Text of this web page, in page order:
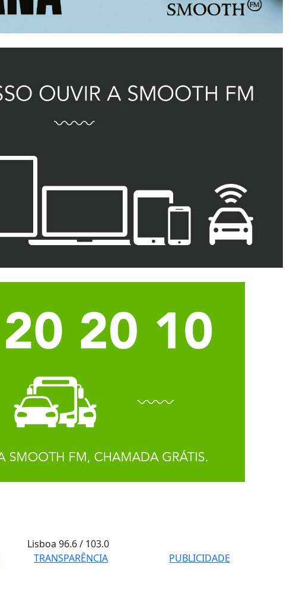
Lisboa96.6 / 103.0
TRANSPARÊNCIA
PUBLICIDADE